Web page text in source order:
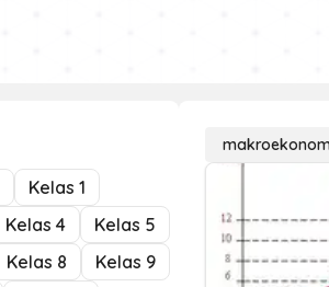
Kelas 1
Kelas 4
Kelas 5
Kelas 8
Kelas 9